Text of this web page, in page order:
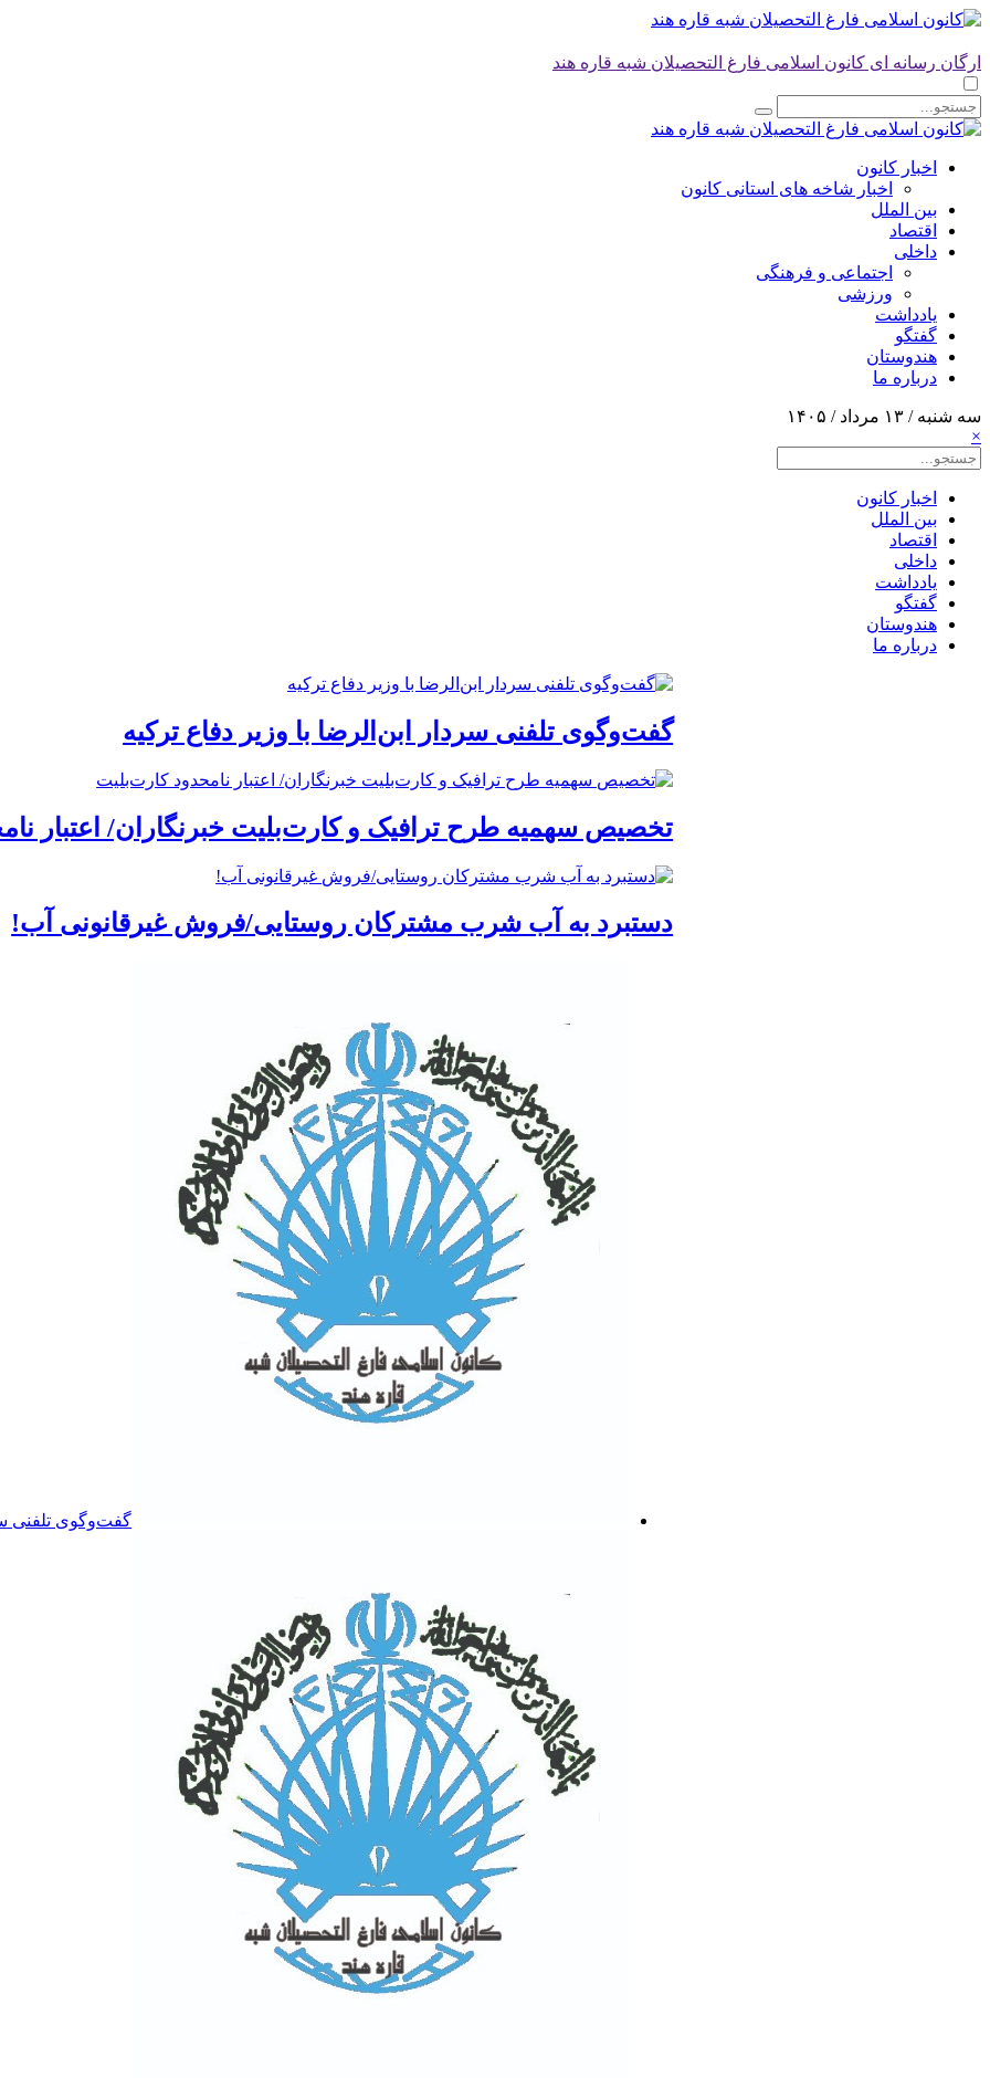
ارگان رسانه ای کانون اسلامی فارغ التحصیلان شبه قاره هند
اخبار کانون
اخبار شاخه های استانی کانون
بین الملل
اقتصاد
داخلی
اجتماعی و فرهنگی
ورزشی
یادداشت
گفتگو
هندوستان
درباره ما
سه شنبه / ۱۳ مرداد / ۱۴۰۵
×
اخبار کانون
بین الملل
اقتصاد
داخلی
یادداشت
گفتگو
هندوستان
درباره ما
گفت‌وگوی تلفنی سردار ابن‌الرضا با وزیر دفاع ترکیه
تخصیص سهمیه طرح ترافیک و کارت‌بلیت خبرنگاران/ اعتبار
دستبرد به آب شرب مشترکان روستایی/فروش غیرقانونی آب!
گفت‌وگوی تلفنی